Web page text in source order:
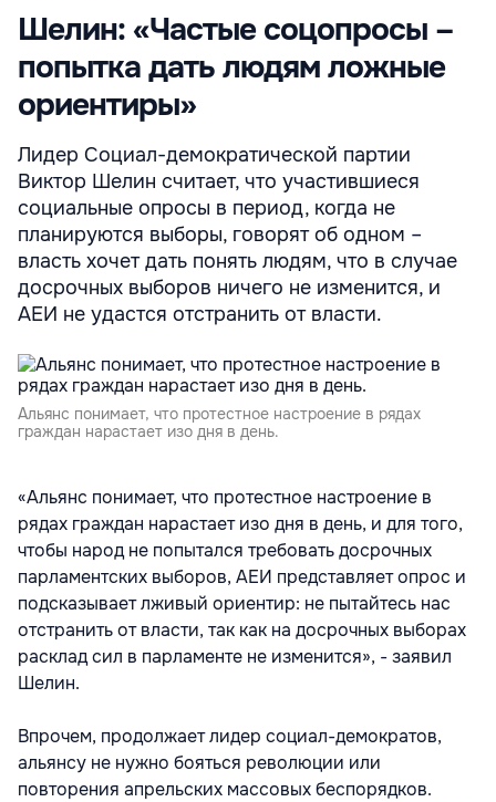
Шелин: «Частые соцопросы –
попытка дать людям ложные
ориентиры»
Лидер Социал-демократической партии
Виктор Шелин считает, что участившиеся
социальные опросы в период, когда не
планируются выборы, говорят об одном –
власть хочет дать понять людям, что в случае
досрочных выборов ничего не изменится, и
АЕИ не удастся отстранить от власти.
Альянс понимает, что протестное настроение в рядах
граждан нарастает изо дня в день.
«Альянс понимает, что протестное настроение в
рядах граждан нарастает изо дня в день, и для того,
чтобы народ не попытался требовать досрочных
парламентских выборов, АЕИ представляет опрос и
подсказывает лживый ориентир: не пытайтесь нас
отстранить от власти, так как на досрочных выборах
расклад сил в парламенте не изменится», - заявил
Шелин.
Впрочем, продолжает лидер социал-демократов,
альянсу не нужно бояться революции или
повторения апрельских массовых беспорядков.